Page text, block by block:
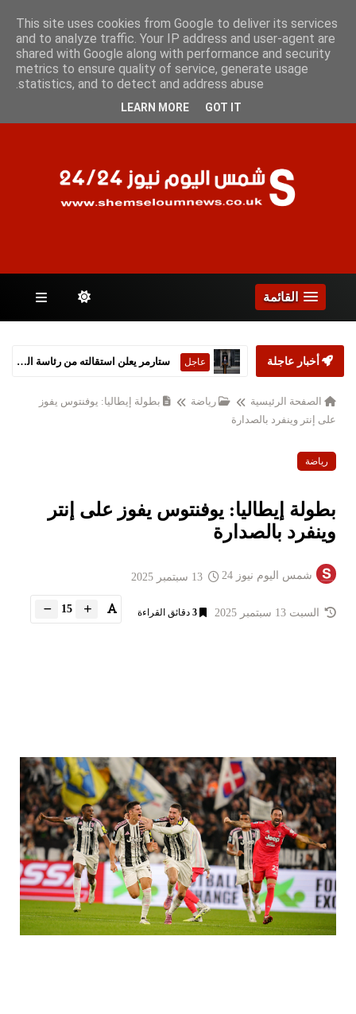
الجمعة 7 أغسطس 2026
الصفحات
القائمة
أخبار عاجلة عاجل ستارمر يعلن استقالته من رئاسة الحكومة البريطانية
الصفحة الرئيسية رياضة
بطولة إيطاليا: يوفنتوس يفوز
على إنتر وينفرد بالصدارة
رياضة
بطولة إيطاليا: يوفنتوس يفوز على إنتر
وينفرد بالصدارة
شمس اليوم نيوز 24
السبت 13 سبتمبر 2025 3 دقائق القراءة 15
This site uses cookies from Google to deliver its services
and to analyze traffic. Your IP address and user-agent are
shared with Google along with performance and security
metrics to ensure quality of service, generate usage
statistics, and to detect and address abuse.
LEARN MORE GOT IT